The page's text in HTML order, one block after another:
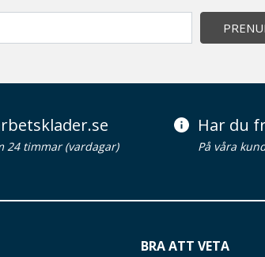
24 timmar (vardagar)
Har du
På våra
BRA ATT VETA